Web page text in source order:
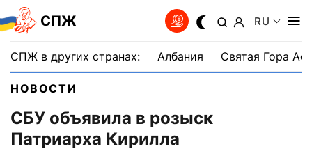
СПЖ RU
СПЖ в других странах: Албания Святая Гора
НОВОСТИ
СБУ объявила в розыск
Патриарха Кирилла